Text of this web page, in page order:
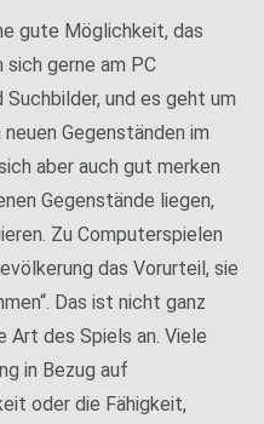
gute Möglichkeit, das
sich gerne am PC
und es geht um
Gegenständen im
aber auch gut merken
Gegenstände liegen,
Zu Computerspielen
das Vorurteil, sie
Das ist nicht ganz
Art des Spiels an. Viele
in Bezug auf
oder die Fähigkeit,